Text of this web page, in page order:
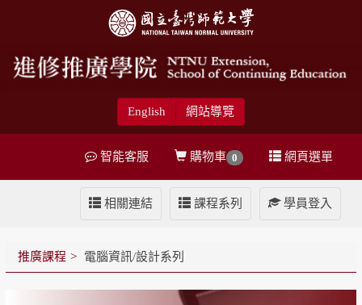
English 網站導覽
網頁選單
購物車 0
智能客服
學員登入
課程系列
相關連結
推廣課程 電腦資訊/設計系列